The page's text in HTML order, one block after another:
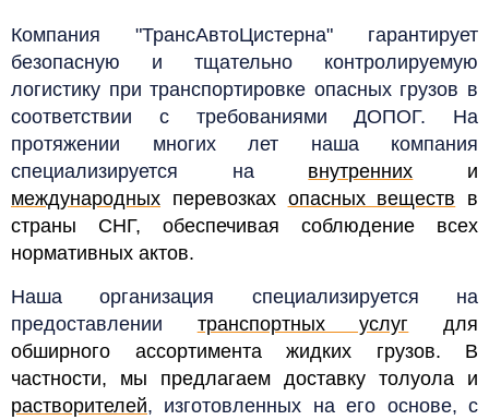
Компания "ТрансАвтоЦистерна" гарантирует
безопасную и тщательно контролируемую
логистику при транспортировке опасных грузов в
соответствии с требованиями ДОПОГ. На
протяжении многих лет наша компания
специализируется на внутренних и
международных перевозках опасных веществ в
страны СНГ, обеспечивая соблюдение всех
нормативных актов.
Наша организация специализируется на
предоставлении
транспортных услуг для
обширного ассортимента жидких грузов. В
частности, мы предлагаем доставку толуола и
растворителей, изготовленных на его основе, с